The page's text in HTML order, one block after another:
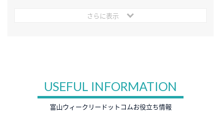
さらに表示
USEFUL INFORMATION
富山ウィークリードットコムお役立ち情報